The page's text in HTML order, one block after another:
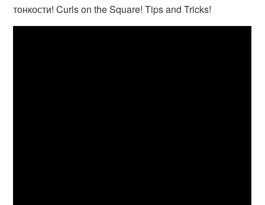
тонкости! Curls on the Square! Tips and Tricks!